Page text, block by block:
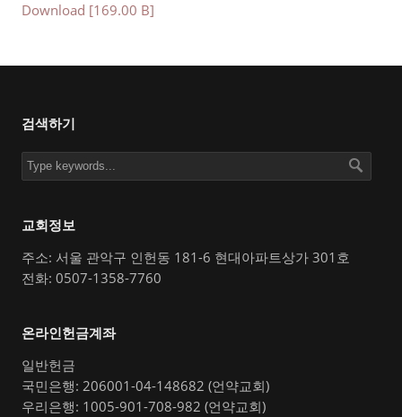
Download [169.00 B]
검색하기
교회정보
주소: 서울 관악구 인헌동 181-6 현대아파트상가 301호
전화: 0507-1358-7760
온라인헌금계좌
일반헌금
국민은행: 206001-04-148682 (언약교회)
우리은행: 1005-901-708-982 (언약교회)